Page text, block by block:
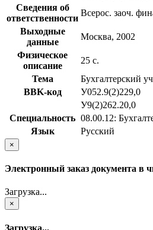
Сведения об
ответственности
Всерос. заоч.
Выходные
данные
Москва, 2002
Физическое
описание
25 с.
Тема
Бухгалтерский
BBK-код
У052.9(2)229,0
У9(2)262.20,0
Специальность 08.00.12:
Язык
Русский
×
Электронный заказ документа в
Загрузка...
×
Загрузка...